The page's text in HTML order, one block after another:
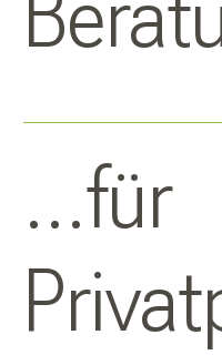
...für